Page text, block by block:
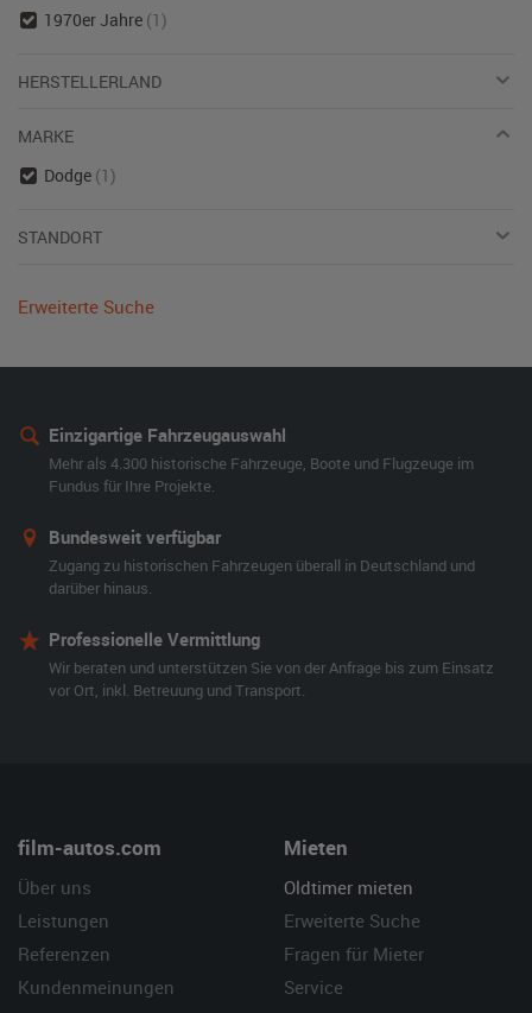
1970er Jahre (1)
HERSTELLERLAND
MARKE
Dodge (1)
STANDORT
Erweiterte Suche
Einzigartige Fahrzeugauswahl
Mehr als 4.300 historische Fahrzeuge, Boote und Flugzeuge im
Fundus für Ihre Projekte.
Bundesweit verfügbar
Zugang zu historischen Fahrzeugen überall in Deutschland und
darüber hinaus.
Professionelle Vermittlung
Wir beraten und unterstützen Sie von der Anfrage bis zum Einsatz
vor Ort, inkl. Betreuung und Transport.
film-autos.com
Über uns
Leistungen
Referenzen
Kundenmeinungen
Mieten
Oldtimer mieten
Erweiterte Suche
Fragen für Mieter
Service